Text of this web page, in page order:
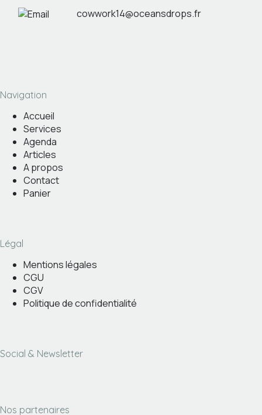
cowwork14@oceansdrops.fr
Navigation
Accueil
Services
Agenda
Articles
A propos
Contact
Panier
Légal
Mentions légales
CGU
CGV
Politique de confidentialité
Social & Newsletter
Nos partenaires